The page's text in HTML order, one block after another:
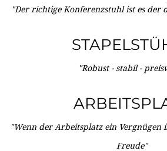
"Der richtige Konferenzstuhl ist es
"Robust - stabil -
"Wenn der Arbeitsplatz ein Vergnügen
Freude"